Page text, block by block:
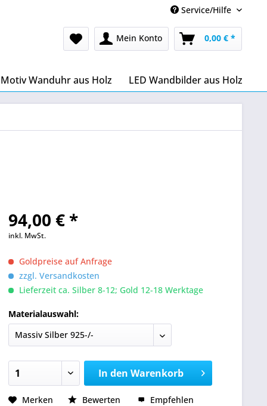
Service/Hilfe
Mein Konto 0,00 € *
Motiv Wanduhr aus Holz LED Wandbilder aus Holz
94,00 € *
inkl. MwSt.
Goldpreise auf Anfrage
zzgl. Versandkosten
Lieferzeit ca. Silber 8-12; Gold 12-18 Werktage
Materialauswahl:
In den Warenkorb
Merken Bewerten Empfehlen